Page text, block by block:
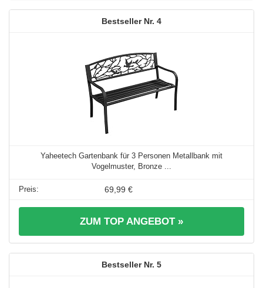
4
Yaheetech Gartenbank für 3 Personen Metallbank mit
Vogelmuster, Bronze ...
69,99 €
ZUM TOP ANGEBOT »
5